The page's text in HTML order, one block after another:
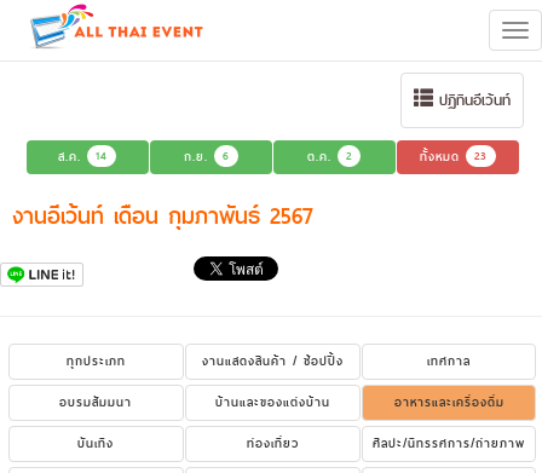
ปฏิทินอีเว้นท์
ส.ค. 14 ก.ย. 6 ต.ค. 2 ทั้งหมด 23
งานอีเว้นท์ เดือน กุมภาพันธ์ 2567
ทุกประเภท งานแสดงสินค้า / ช้อปปิ้ง
เทศกาล
อบรมสัมมนา
บ้านและของแต่งบ้าน
อาหารและเครื่องดื่ม
บันเทิง
ท่องเที่ยว
ศิลปะ/นิทรรศการ/ถ่ายภาพ